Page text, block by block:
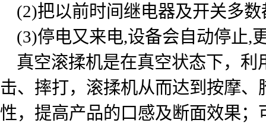
(2)把以前时间继电器及开关多
(3)停电又来电,设备会自动停止,
真空滚揉机是在真空状态下，利
击、摔打，滚揉机从而达到按摩
性，提高产品的口感及断面效果